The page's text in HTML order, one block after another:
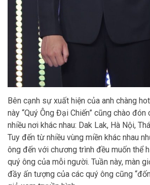
Bên cạnh sự xuất hiện của anh chàng
này “Quý Ông Đại Chiến” cũng chào
nhiều nơi khác nhau: Dak Lak, Hà Nội,
Tuy đến từ nhiều vùng miền khác nhau
ông đến với chương trình đều muốn thể
quý ông của mỗi người. Tuần này, màn
đầy ấn tượng của các quý ông cũng